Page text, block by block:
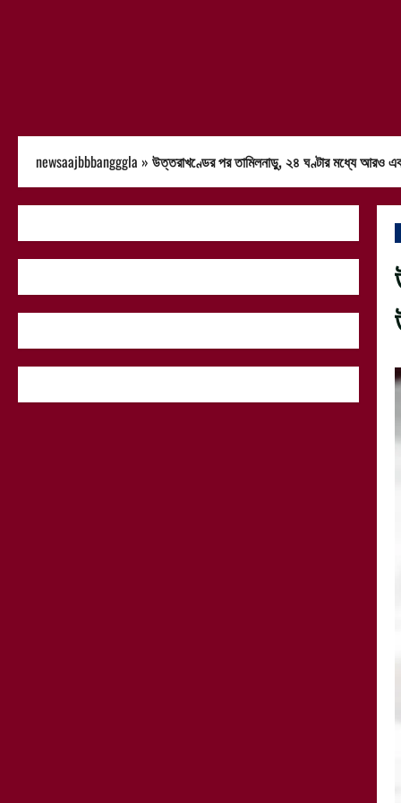
newsaajbbbangggla » উত্তরাখণ্ডের পর তামিলনাড়ু, ২৪ ঘণ্টার মধ্যে আরও এক